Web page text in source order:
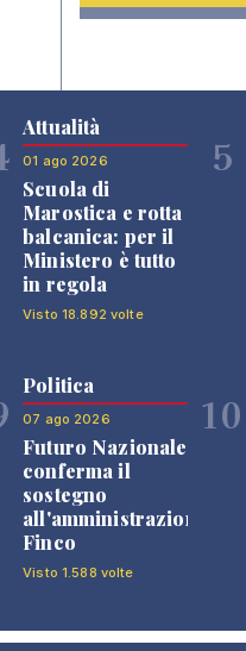
Attualità
01 ago 2026
Scuola di
Marostica e rotta
balcanica: per il
Ministero è tutto
in regola
Visto 18.892 volte
5
Politica
07 ago 2026
Futuro Nazionale
conferma il
sostegno
all'amministrazione
Finco
Visto 1.588 volte
10